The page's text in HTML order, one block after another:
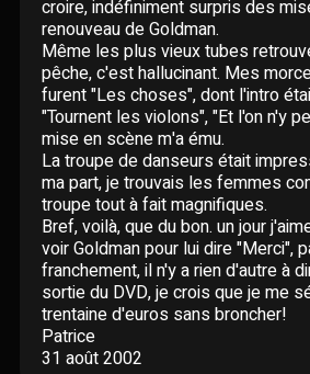
Interviews
Livres
Hommages
BLOG
RG ROBERT GOLDMAN
PG PIERRE GOLDMAN
J&MJJG & MOI
QUI EST ?
croire, indéfiniment surpris des
renouveau de Goldman.
Même les plus vieux tubes
pêche, c'est hallucinant. Mes
furent "Les choses", dont l'intro
"Tournent les violons", "Et l'on n'y
mise en scène m'a ému.
La troupe de danseurs était
ma part, je trouvais les femmes
troupe tout à fait magnifiques.
Bref, voilà, que du bon. un jour
voir Goldman pour lui dire "Merci",
franchement, il n'y a rien d'autre à
sortie du DVD, je crois que je me
trentaine d'euros sans broncher!
Patrice
31 août 2002